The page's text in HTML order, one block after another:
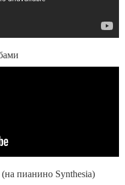
пианино Synthesia)